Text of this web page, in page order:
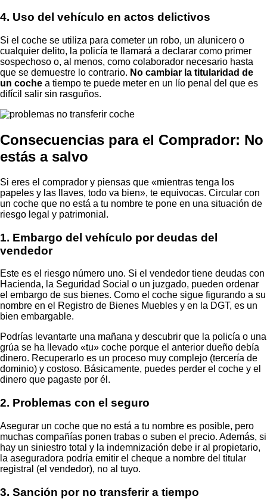
4. Uso del vehículo en actos delictivos
Si el coche se utiliza para cometer un robo, un alunicero o
cualquier delito, la policía te llamará a declarar como primer
sospechoso o, al menos, como colaborador necesario hasta
que se demuestre lo contrario. No cambiar la titularidad de
un coche a tiempo te puede meter en un lío penal del que es
difícil salir sin rasguños.
Consecuencias para el Comprador: No
estás a salvo
Si eres el comprador y piensas que «mientras tenga los
papeles y las llaves, todo va bien», te equivocas. Circular con
un coche que no está a tu nombre te pone en una situación de
riesgo legal y patrimonial.
1. Embargo del vehículo por deudas del
vendedor
Este es el riesgo número uno. Si el vendedor tiene deudas con
Hacienda, la Seguridad Social o un juzgado, pueden ordenar
el embargo de sus bienes. Como el coche sigue figurando a su
nombre en el Registro de Bienes Muebles y en la DGT, es un
bien embargable.
Podrías levantarte una mañana y descubrir que la policía o una
grúa se ha llevado «tu» coche porque el anterior dueño debía
dinero. Recuperarlo es un proceso muy complejo (tercería de
dominio) y costoso. Básicamente, puedes perder el coche y el
dinero que pagaste por él.
2. Problemas con el seguro
Asegurar un coche que no está a tu nombre es posible, pero
muchas compañías ponen trabas o suben el precio. Además, si
hay un siniestro total y la indemnización debe ir al propietario,
la aseguradora podría emitir el cheque a nombre del titular
registral (el vendedor), no al tuyo.
3. Sanción por no transferir a tiempo